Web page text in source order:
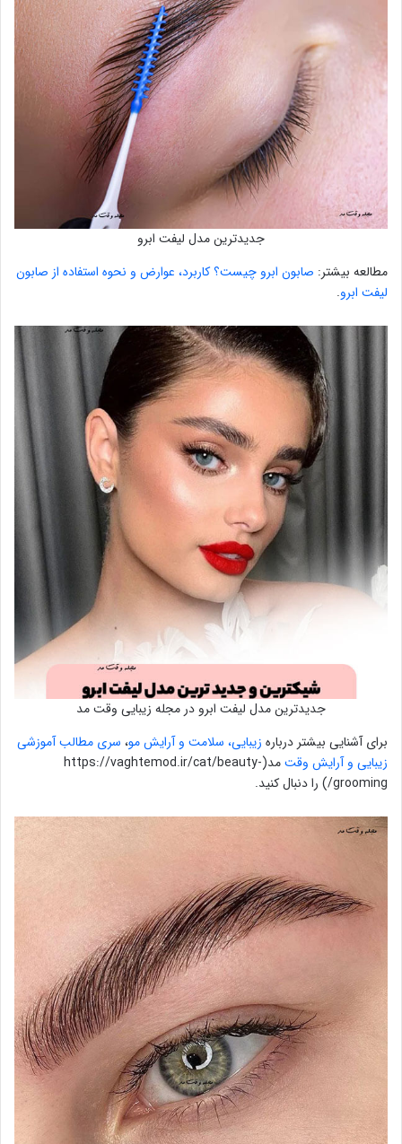
جدیدترین مدل لیفت ابرو
مطالعه بیشتر: صابون ابرو چیست؟ کاربرد، عوارض و نحوه استفاده از صابون
لیفت ابرو.
جدیدترین مدل لیفت ابرو در مجله زیبایی وقت مد
برای آشنایی بیشتر درباره زیبایی، سلامت و آرایش مو، سری مطالب آموزشی
زیبایی و آرایش وقت
مد(https://vaghtemod.ir/cat/beauty-
grooming/) را دنبال کنید.